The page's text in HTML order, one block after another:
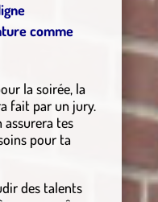
comme
la soirée, la
fait par un jury.
assurera tes
pour ta
des talents